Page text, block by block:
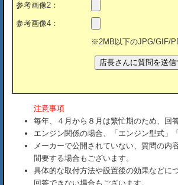
参考画像2：
参考画像4：
※2MB以下のJPG/GIF/
注意事項
毎年、４月から８月は繁忙期のため、回
エンジン関係の場合、「エンジン型式」
メーカーで公開されていない、質問の内
間要する場合もございます。
具体的な取付方法や設置後の効果などに
回答できない場合もございます。